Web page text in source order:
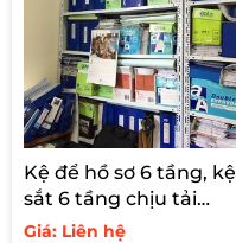
Kệ để hồ sơ 6 tầng, kệ
sắt 6 tầng chịu tải
60kg/tầng
Giá: Liên hệ